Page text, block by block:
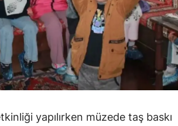
yapılırken müzede taş baskı